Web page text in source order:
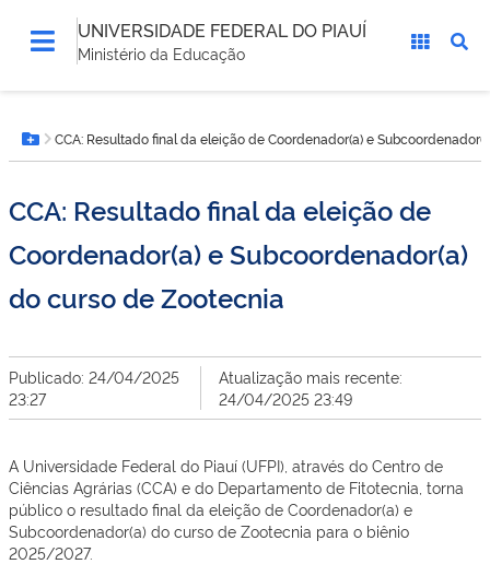
UNIVERSIDADE FEDERAL DO PIAUÍ
Ministério da Educação
está
aqui:Botão Menu
CCA: Resultado final da eleição de Coordenador(a) e
CCA: Resultado final da eleição de
Coordenador(a) e Subcoordenador(a)
do curso de Zootecnia
Publicado: 24/04/2025
23:27
Atualização mais recente:
24/04/2025 23:49
A Universidade Federal do Piauí (UFPI), através do Centro de
Ciências Agrárias (CCA) e do Departamento de Fitotecnia, torna
público o resultado final da eleição de Coordenador(a) e
Subcoordenador(a) do curso de Zootecnia para o biênio
2025/2027.